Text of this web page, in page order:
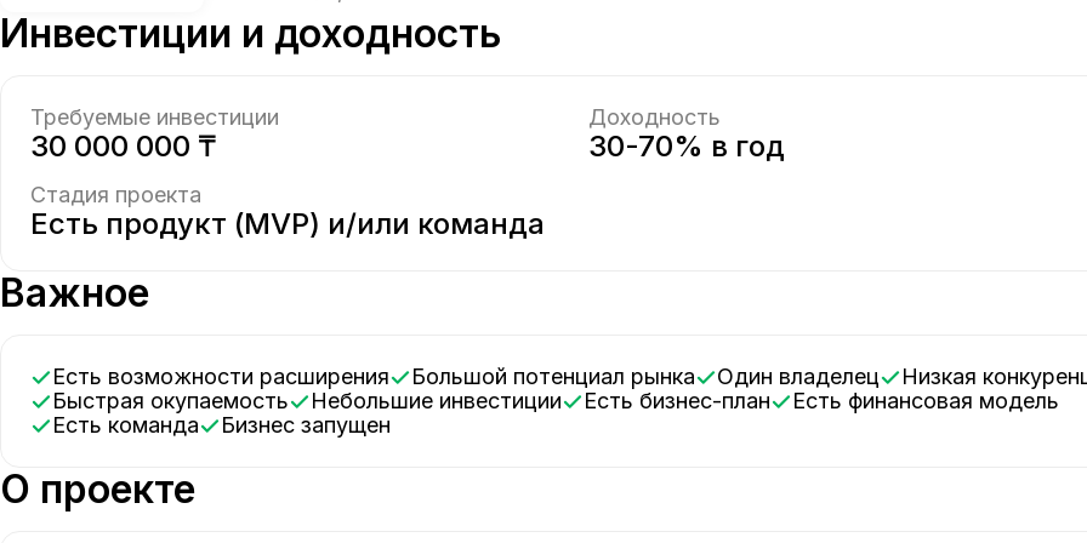
Инвестиции и доходность
Требуемые инвестиции
30 000 000 ₸
Доходность
30-70% в год
Стадия проекта
Есть продукт (MVP) и/или команда
Важное
Есть возможности расширения Большой потенциал рынка Один владелец
Низкая
Быстрая окупаемость
Небольшие инвестиции Есть бизнес-план
Есть финансовая модель
Есть команда
Бизнес запущен
О проекте